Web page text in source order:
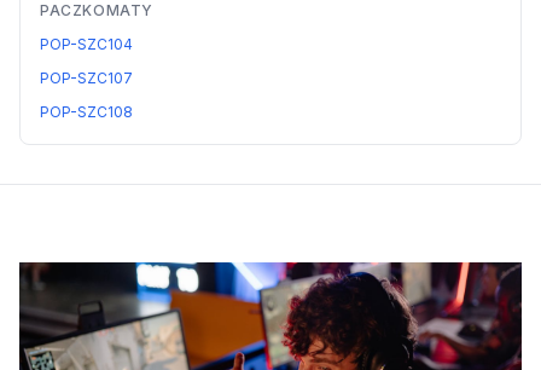
PACZKOMATY
POP-SZC104
POP-SZC107
POP-SZC108